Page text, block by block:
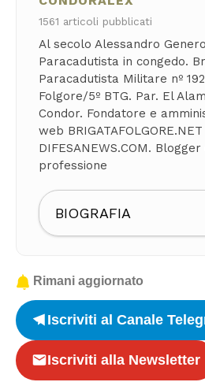
1561 articoli pubblicati
Al secolo Alessandro
Paracadutista in congedo.
Paracadutista Militare nº
Folgore/5º BTG. Par. El
Condor. Fondatore e
web
DIFESANEWS.COM.
professione
BIOGRAFIA
Rimani aggiornato
Iscriviti al Canale
Iscriviti alla Newsletter